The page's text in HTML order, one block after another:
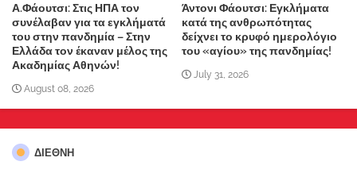
Α.Φάουτσι: Στις ΗΠΑ τον
συνέλαβαν για τα εγκλήματά
του στην πανδημία – Στην
Ελλάδα τον έκαναν μέλος της
Ακαδημίας Αθηνών!
August 08, 2026
Άντονι Φάουτσι: Εγκλήματα
κατά της ανθρωπότητας
δείχνει το κρυφό ημερολόγιο
του «αγίου» της πανδημίας!
July 31, 2026
ΔΙΕΘΝΗ